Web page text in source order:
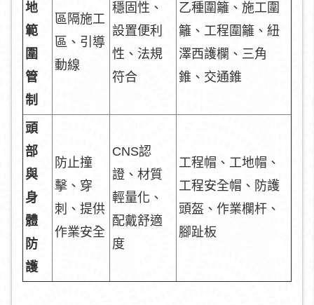
地
範
圍
管
制
區隔施工
區、引導
動線
穩固性、
設置便利
性、法規
符合
乙種圍籬、施工圍
籬、工程圍籬、紐
澤西護欄、三角
錐、交通錐
頭
部
與
身
體
防
護
防止撞
擊、穿
刺、提供
作業安全
CNS認
證、材質
輕量化、
配戴舒適
度
工程帽、工地帽、
工程安全帽、防護
頭盔、作業欄杆、
腳趾板